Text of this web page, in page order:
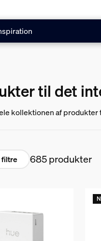
til det
kollektionen af produkter
filtre 685 produkter